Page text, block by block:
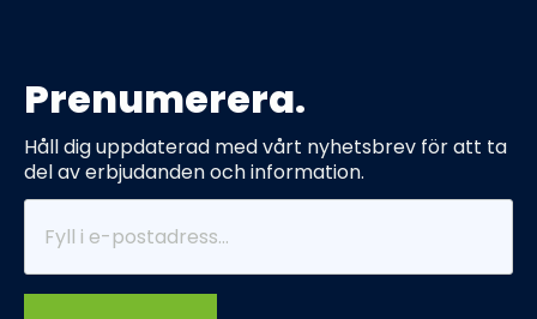
Prenumerera.
Håll dig uppdaterad med vårt nyhetsbrev för att ta
del av erbjudanden och information.